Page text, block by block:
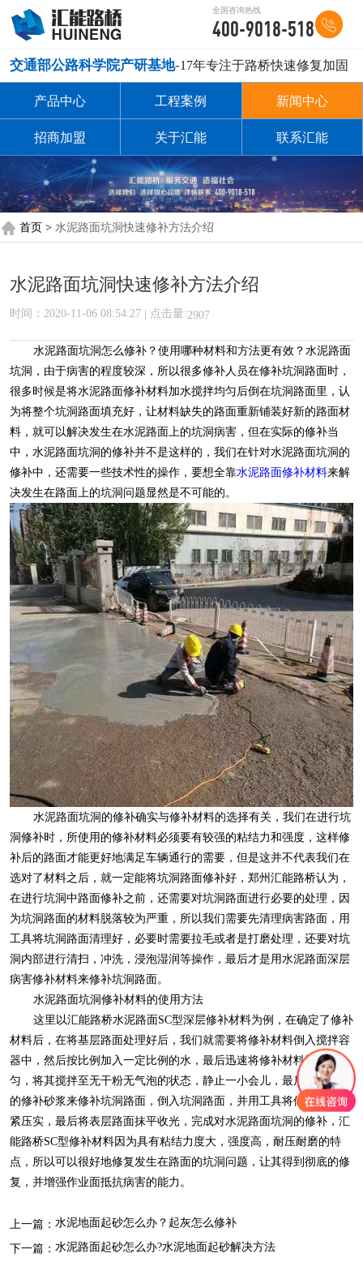
全国咨询热线
400-9018-518
交通部公路科学院产研基地-17年专注于路桥快速修复加固
产品中心 工程案例 新闻中心
招商加盟 关于汇能 联系汇能
首页 > 水泥路面坑洞快速修补方法介绍
水泥路面坑洞快速修补方法介绍
时间：2020-11-06 08:54:27 | 点击量:2907
水泥路面坑洞怎么修补？使用哪种材料和方法更有效？水泥路面
坑洞，由于病害的程度较深，所以很多修补人员在修补坑洞路面时，
很多时候是将水泥路面修补材料加水搅拌均匀后倒在坑洞路面里，认
为将整个坑洞路面填充好，让材料缺失的路面重新铺装好新的路面材
料，就可以解决发生在水泥路面上的坑洞病害，但在实际的修补当
中，水泥路面坑洞的修补并不是这样的，我们在针对水泥路面坑洞的
修补中，还需要一些技术性的操作，要想全靠水泥路面修补材料来解
决发生在路面上的坑洞问题显然是不可能的。
水泥路面坑洞的修补确实与修补材料的选择有关，我们在进行坑
洞修补时，所使用的修补材料必须要有较强的粘结力和强度，这样修
补后的路面才能更好地满足车辆通行的需要，但是这并不代表我们在
选对了材料之后，就一定能将坑洞路面修补好，郑州汇能路桥认为，
在进行坑洞中路面修补之前，还需要对坑洞路面进行必要的处理，因
为坑洞路面的材料脱落较为严重，所以我们需要先清理病害路面，用
工具将坑洞路面清理好，必要时需要拉毛或者是打磨处理，还要对坑
洞内部进行清扫，冲洗，浸泡湿润等操作，最后才是用水泥路面深层
病害修补材料来修补坑洞路面。
水泥路面坑洞修补材料的使用方法
这里以汇能路桥水泥路面SC型深层修补材料为例，在确定了修补
材料后，在将基层路面处理好后，我们就需要将修补材料倒入搅拌容
器中，然后按比例加入一定比例的水，最后迅速将修补材料搅拌均
匀，将其搅拌至无干粉无气泡的状态，静止一小会儿，最后用搅拌好
的修补砂浆来修补坑洞路面，倒入坑洞路面，并用工具将修补材料压
紧压实，最后将表层路面抹平收光，完成对水泥路面坑洞的修补，汇
能路桥SC型修补材料因为具有粘结力度大，强度高，耐压耐磨的特
点，所以可以很好地修复发生在路面的坑洞问题，让其得到彻底的修
复，并增强作业面抵抗病害的能力。
上一篇： 水泥地面起砂怎么办？起灰怎么修补
下一篇： 水泥路面起砂怎么办?水泥地面起砂解决方法